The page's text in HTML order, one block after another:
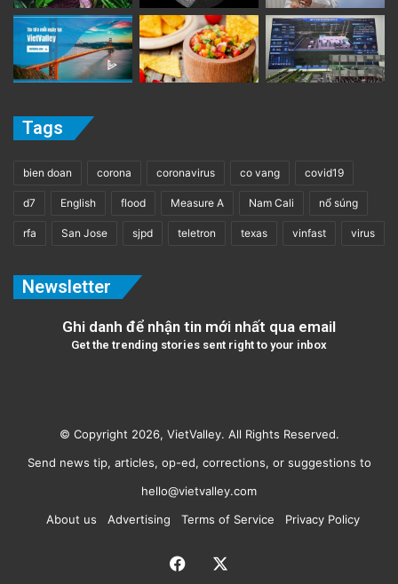
Tags
bien doan corona coronavirus co vang covid19
d7 English flood Measure A Nam Cali nổ súng
rfa San Jose sjpd teletron texas vinfast virus
Newsletter
Ghi danh để nhận tin mới nhất qua email
Get the trending stories sent right to your inbox
© Copyright 2026, VietValley. All Rights Reserved.
Send news tip, articles, op-ed, corrections, or suggestions to
hello@vietvalley.com
About us
Advertising Terms of Service Privacy Policy
Facebook